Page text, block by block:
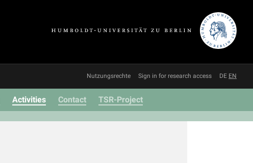
Nutzungsrechte Sign in for research access DE EN
Activities Contact TSR-Project